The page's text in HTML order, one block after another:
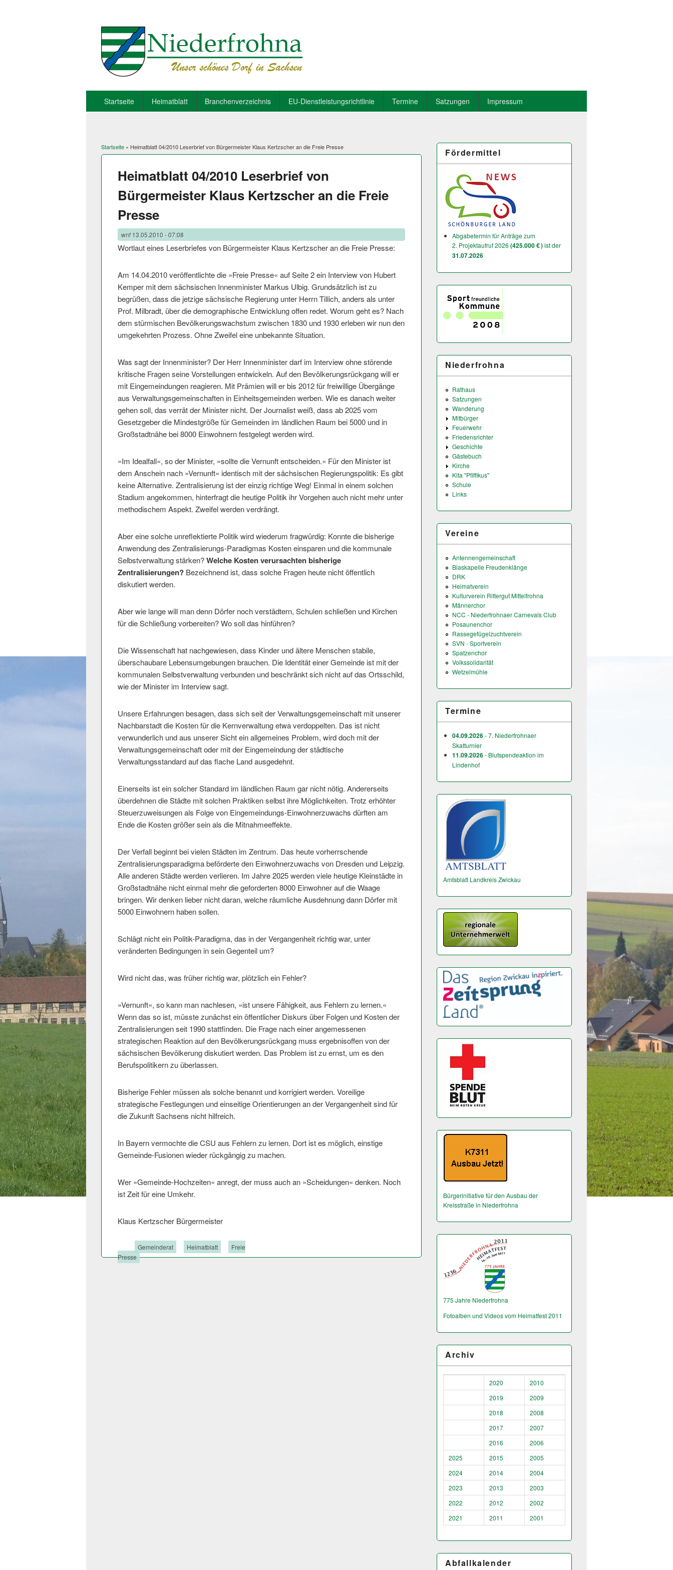
Startseite Heimatblatt Branchenverzeichnis EU-Dienstleistungsrichtlinie Termine Satzungen Impressum
Sie sind hier
Startseite » Heimatblatt 04/2010 Leserbrief von Bürgermeister Klaus Kertzscher an die Freie Presse
Heimatblatt 04/2010 Leserbrief von
Bürgermeister Klaus Kertzscher an die Freie
Presse
wnf13.05.2010 - 07:08
Wortlaut eines Leserbriefes von Bürgermeister Klaus Kertzscher an die Freie Presse:
Am 14.04.2010 veröff­entlichte die »Freie Presse« auf Seite 2 ein Interview von Hubert
Kemper mit dem sächsischen Innenminister Markus Ulbig. Grundsätzlich ist zu
begrüßen, dass die jetzige sächsische Regierung unter Herrn Tillich, anders als unter
Prof. Milbradt, über die demographische Entwicklung offen redet. Worum geht es? Nach
dem stürmischen Bevölkerungswachstum zwischen 1830 und 1930 erleben wir nun den
umgekehrten Prozess. Ohne Zweifel eine unbekannte Situation.
Was sagt der Innenminister? Der Herr Innenminister darf im Interview ohne störende
kritische Fragen seine Vorstellungen entwickeln. Auf den Bevölkerungsrückgang will er
mit Eingemeindungen reagieren. Mit Prämien will er bis 2012 für freiwillige Übergänge
aus Verwaltungsge­meinschaften in Einheitsgemeinden werben. Wie es danach weiter
gehen soll, das verrät der Minister nicht. Der Journalist weiß, dass ab 2025 vom
Gesetzgeber die Mindestgröße für Gemeinden im ländlichen Raum bei 5000 und in
Großstadtnähe bei 8000 Einwohnern festgelegt werden wird.
»Im Idealfall«, so der Minister, »sollte die Vernunft entscheiden.« Für den Minister ist
dem Anschein nach »Vernunft« identisch mit der sächsischen Regierungspolitik: Es gibt
keine Alternative. Zentralisierung ist der einzig richtige Weg! Einmal in einem solchen
Stadium angekommen, hinterfragt die heutige Politik ihr Vorgehen auch nicht mehr unter
methodischem Aspekt. Zweifel werden verdrängt.
Aber eine solche unreflektierte Politik wird wiederum fragwürdig: Konnte die bisherige
Anwendung des Zentralisierungs-Paradigmas Kosten einsparen und die kommunale
Selbstverwaltung stärken?Welche Kosten verursachten bisherige
Zentralisierungen? Bezeichnend ist, dass solche Fragen heute nicht öffentlich
diskutiert werden.
Aber wie lange will man denn Dörfer noch verstädtern, Schulen schließen und Kirchen
für die Schließung vorbereiten? Wo soll das hinführen?
Die Wissenschaft hat nachgewiesen, dass Kinder und ältere Menschen stabile,
überschaubare Lebensumgebungen brauchen. Die Identität einer Gemeinde ist mit der
kommunalen Selbstverwaltung verbunden und beschränkt sich nicht auf das Ortsschild,
wie der Minister im Interview sagt.
Unsere Erfahrungen besagen, dass sich seit der Verwaltungsge­meinschaft mit unserer
Nachbarstadt die Kosten für die Kernverwaltung etwa verdoppelten. Das ist nicht
verwunderlich und aus unserer Sicht ein allgemeines Problem, wird doch mit der
Verwaltungsge­meinschaft oder mit der Eingemeindung der städtische
Verwaltungsstandard auf das flache Land ausgedehnt.
Einerseits ist ein solcher Standard im ländlichen Raum gar nicht nötig. Andererseits
überdehnen die Städte mit solchen Praktiken selbst ihre Möglichkeiten. Trotz erhöhter
Steuerzuweisungen als Folge von Eingemeindungs-Einwohnerzuwachs dürften am
Ende die Kosten größer sein als die Mitnahmeeffekte.
Der Verfall beginnt bei vielen Städten im Zentrum. Das heute vorherrschende
Zentralisierun­gsparadigma beförderte den Einwohnerzuwachs von Dresden und Leipzig.
Alle anderen Städte werden verlieren. Im Jahre 2025 werden viele heutige Kleinstädte in
Großstadtnähe nicht einmal mehr die geforderten 8000 Einwohner auf die Waage
bringen. Wir denken lieber nicht daran, welche räumliche Ausdehnung dann Dörfer mit
5000 Einwohnern haben sollen.
Schlägt nicht ein Politik-Paradigma, das in der Vergangenheit richtig war, unter
veränderten Bedingungen in sein Gegenteil um?
Wird nicht das, was früher richtig war, plötzlich ein Fehler?
»Vernunft«, so kann man nachlesen, »ist unsere Fähigkeit, aus Fehlern zu lernen.«
Wenn das so ist, müsste zunächst ein öffentlicher Diskurs über Folgen und Kosten der
Zentralisierungen seit 1990 stattfinden. Die Frage nach einer angemessenen
strategischen Reaktion auf den Bevölkerungsrückgang muss ergebnisoffen von der
sächsischen Bevölkerung diskutiert werden. Das Problem ist zu ernst, um es den
Berufspolitikern zu überlassen.
Bisherige Fehler müssen als solche benannt und korrigiert werden. Voreilige
strategische Festlegungen und einseitige Orientierungen an der Vergangenheit sind für
die Zukunft Sachsens nicht hilfreich.
In Bayern vermochte die CSU aus Fehlern zu lernen. Dort ist es möglich, einstige
Gemeinde-Fusionen wieder rückgängig zu machen.
Wer »Gemeinde-Hochzeiten« anregt, der muss auch an »Scheidungen« denken. Noch
ist Zeit für eine Umkehr.
Klaus Kertzscher Bürgermeister
Gemeinderat Heimatblatt
Freie
Presse
Fördermittel
Abgabetermin für Anträge zum
2. Projektaufruf 2026 (425.000 € )ist der
31.07.2026
Niederfrohna
Rathaus
Satzungen
Wanderung
Mitbürger
Feuerwehr
Friedensrichter
Geschichte
Gästebuch
Kirche
Kita "Pfiffikus"
Schule
Links
Vereine
Antennengemeinschaft
Blaskapelle Freudenklänge
DRK
Heimatverein
Kulturverein Rittergut Mittelfrohna
Männerchor
NCC - Niederfrohnaer Carnevals Club
Posaunenchor
Rassegefügelzuchtverein
SVN - Sportverein
Spatzenchor
Volkssolidarität
Wetzelmühle
Termine
04.09.2026- 7. Niederfrohnaer
Skatturnier
11.09.2026- Blutspendeaktion im
Lindenhof
Amtsblatt Landkreis Zwickau
Bürgerinitiative für den Ausbau der
Kreisstraße in Niederfrohna
775 Jahre Niederfrohna
Fotoalben und Videos vom Heimatfest 2011
Archiv
2020
2010
2019
2009
2018
2008
2017
2007
2016
2006
2025
2015
2005
2024
2014
2004
2023
2013
2003
2022
2012
2002
2021
2011 2001
Abfallkalender